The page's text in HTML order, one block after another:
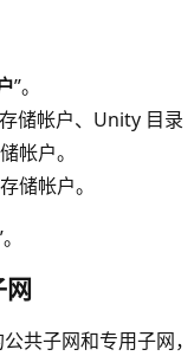
”。
储帐户、Unity 目录
帐户。
储帐户。
。
网
共子网和专用子网，